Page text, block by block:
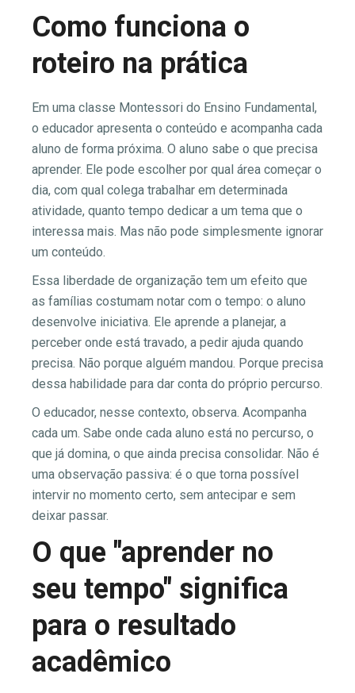
Como funciona o
roteiro na prática
Em uma classe Montessori do Ensino Fundamental,
o educador apresenta o conteúdo e acompanha cada
aluno de forma próxima. O aluno sabe o que precisa
aprender. Ele pode escolher por qual área começar o
dia, com qual colega trabalhar em determinada
atividade, quanto tempo dedicar a um tema que o
interessa mais. Mas não pode simplesmente ignorar
um conteúdo.
Essa liberdade de organização tem um efeito que
as famílias costumam notar com o tempo: o aluno
desenvolve iniciativa. Ele aprende a planejar, a
perceber onde está travado, a pedir ajuda quando
precisa. Não porque alguém mandou. Porque precisa
dessa habilidade para dar conta do próprio percurso.
O educador, nesse contexto, observa. Acompanha
cada um. Sabe onde cada aluno está no percurso, o
que já domina, o que ainda precisa consolidar. Não é
uma observação passiva: é o que torna possível
intervir no momento certo, sem antecipar e sem
deixar passar.
O que "aprender no
seu tempo" significa
para o resultado
acadêmico